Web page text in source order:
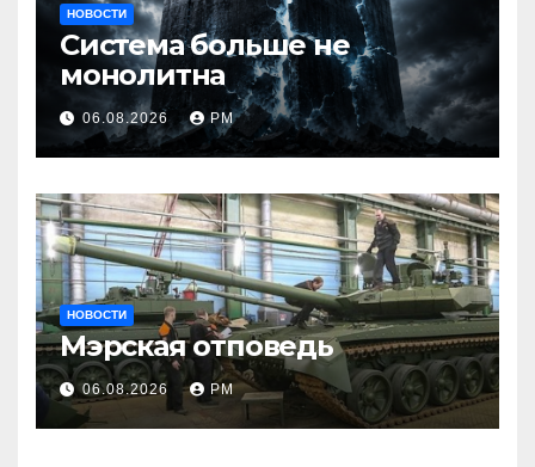
НОВОСТИ
Система больше не
монолитна
06.08.2026 РМ
НОВОСТИ
Мэрская отповедь
06.08.2026 РМ